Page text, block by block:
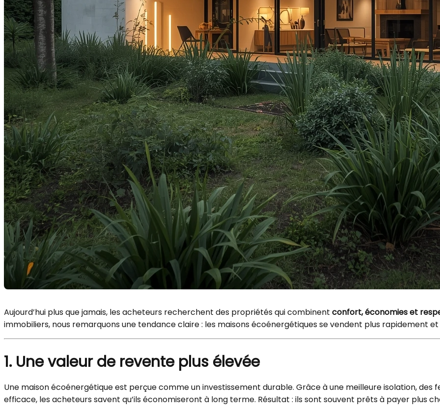
Aujourd’hui plus que jamais, les acheteurs recherchent des propriétés qui combinent confort, économies et
immobiliers, nous remarquons une tendance claire : les maisons écoénergétiques se vendent plus rapidement
1. Une valeur de revente plus élevée
Une maison écoénergétique est perçue comme un investissement durable. Grâce à une meilleure isolation,
efficace, les acheteurs savent qu’ils économiseront à long terme. Résultat : ils sont souvent prêts à payer plus